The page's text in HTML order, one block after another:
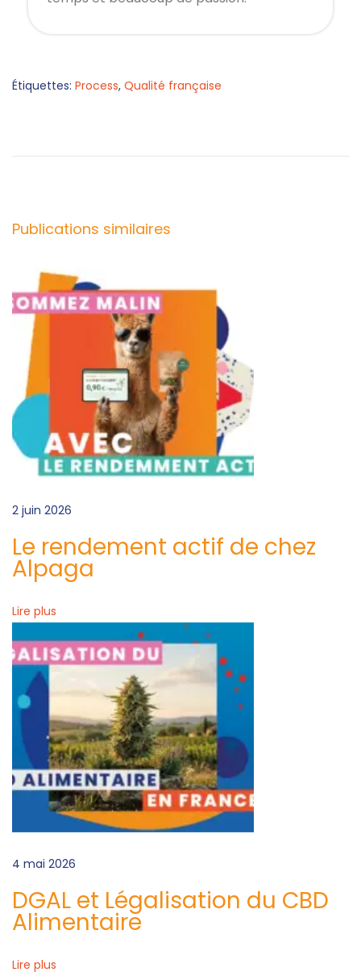
Étiquettes: Process, Qualité française
d
e
n
i
f
c
h
e
A
l
p
g
Publications similaires
2 juin 2026
Le rendement actif de chez
Alpaga
Lire plus
4 mai 2026
DGAL et Légalisation du CBD
Alimentaire
Lire plus